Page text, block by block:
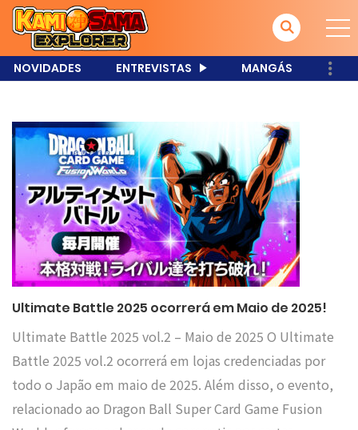
NOVIDADES ENTREVISTAS MANGÁS
Ultimate Battle 2025 ocorrerá em Maio de 2025!
Ultimate Battle 2025 vol.2 – Maio de 2025 O Ultimate
Battle 2025 vol.2 ocorrerá em lojas credenciadas por
todo o Japão em maio de 2025. Além disso, o evento,
relacionado ao Dragon Ball Super Card Game Fusion